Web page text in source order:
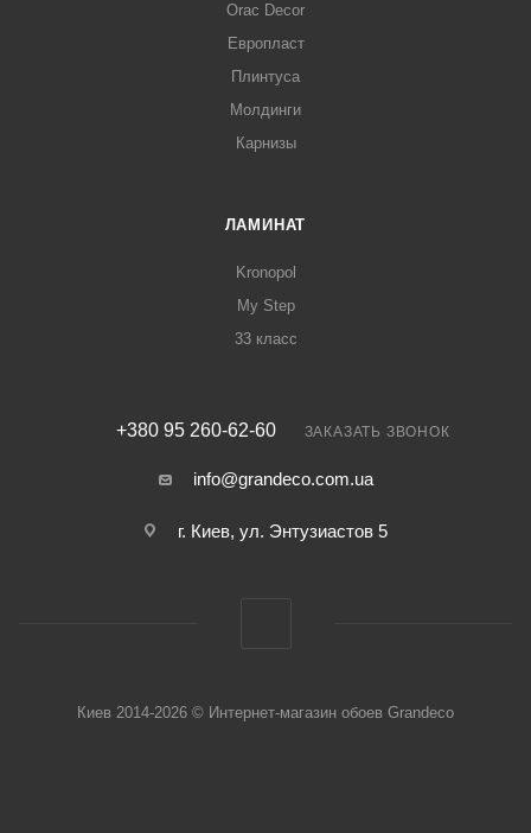
Orac Decor
Европласт
Плинтуса
Молдинги
Карнизы
ЛАМИНАТ
Kronopol
My Step
33 класс
+380 95 260-62-60 ЗАКАЗАТЬ ЗВОНОК
info@grandeco.com.ua
г. Киев, ул. Энтузиастов 5
Киев 2014-2026 © Интернет-магазин обоев Grandeco